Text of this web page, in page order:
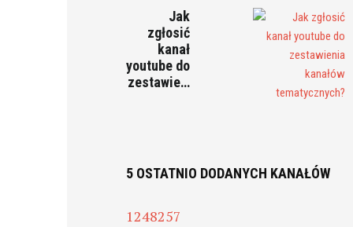
Jak
zgłosić
kanał
youtube do
zestawie…
5 OSTATNIO DODANYCH KANAŁÓW
1248257